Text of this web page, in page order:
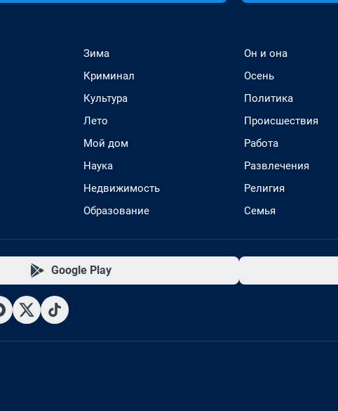
Зима
Криминал
Культура
Лето
Мой дом
Наука
Недвижимость
Образование
Он и она
Осень
Политика
Происшествия
Работа
Развлечения
Религия
Семья
Google Play